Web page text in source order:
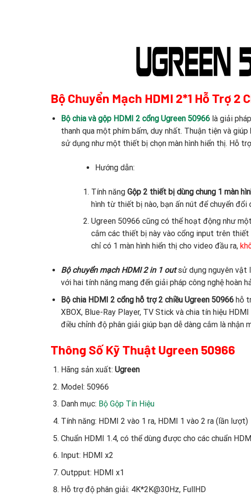
Bộ Chuyển Mạch HDMI 2*1 Hỗ Trợ 2
Bộ chia và gộp HDMI 2 cổng Ugreen 50966là giải
thanh qua một phím bấm, duy nhất. Thuận tiện và
sử dụng như một thiết bị chọn màn hình hiển thị. Hỗ
Hướng dẫn:
Tính năng Gộp 2 thiết bị dùng chung 1 màn
hình từ thiết bị nào, bạn ấn nút để chuyển đổi
Ugreen 50966 cũng có thể hoạt động như
cắm các thiết bị này vào cổng input trên thiết
chỉ có 1 màn hình hiển thị cho video đầu ra,
Bộ chuyển mạch HDMI 2 in 1 outsử dụng nguyên vật
với hai tính năng mang đến giải pháp công nghệ
Bộ chia HDMI 2 cổng hỗ trợ 2 chiều Ugreen 50966hỗ
XBOX, Blue-Ray Player, TV Stick và chia tín hiệu
điều chỉnh độ phân giải giúp bạn dễ dàng cắm là nhận
Thông Số Kỹ Thuật Ugreen 50966
Hãng sản xuất: Ugreen
Model: 50966
Danh mục: Bộ Gộp Tín Hiệu
Tính năng: HDMI 2 vào 1 ra, HDMI 1 vào 2 ra (lần lượt)
Chuẩn HDMI 1.4, có thể dùng được cho các chuẩn
Input: HDMI x2
Outpput: HDMI x1
Hỗ trợ độ phân giải: 4K*2K@30Hz, FullHD